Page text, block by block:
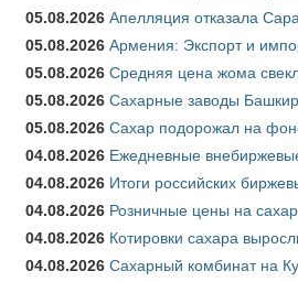
05.08.2026 Апелляция отказала
05.08.2026 Армения: Экспорт и
05.08.2026 Средняя цена жома
05.08.2026 Сахарные заводы
05.08.2026 Сахар подорожал на
04.08.2026 Ежедневные
04.08.2026 Итоги российских
04.08.2026 Розничные цены на
04.08.2026 Котировки сахара
04.08.2026 Сахарный комбинат на